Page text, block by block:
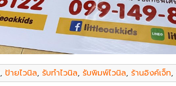
, ป้ายไวนิล, รับทำไวนิล, รับพิมพ์ไวนิล, ร้านอิงค์เจ็ท,